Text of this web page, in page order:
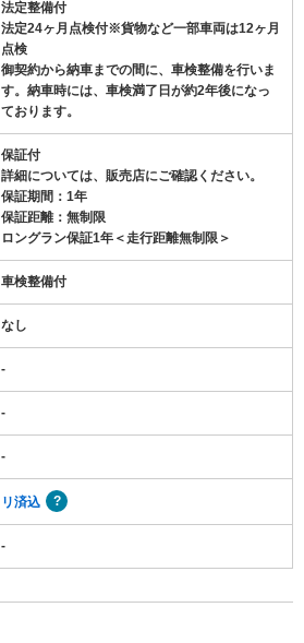
法定整備付
法定24ヶ月点検付※貨物など一部車両は12ヶ月
点検
御契約から納車までの間に、車検整備を行いま
す。納車時には、車検満了日が約2年後になっ
ております。
保証付
詳細については、販売店にご確認ください。
保証期間：1年
保証距離：無制限
ロングラン保証1年＜走行距離無制限＞
車検整備付
なし
-
-
-
リ済込
-